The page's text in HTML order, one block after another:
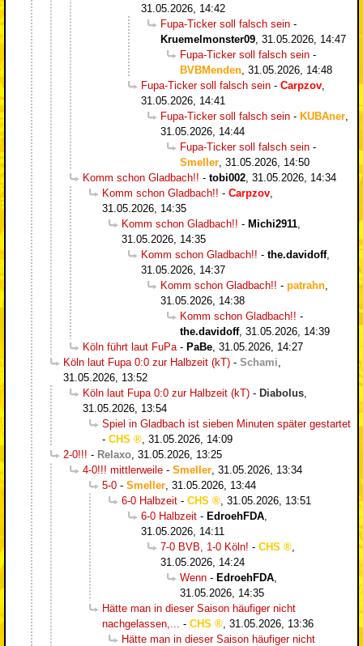
31.05.2026, 14:42
Fupa-Ticker soll falsch sein -
Kruemelmonster09 31.05.2026, 14:47
Fupa-Ticker soll falsch sein -
BVBMenden 31.05.2026, 14:48
Fupa-Ticker soll falsch sein - Carpzov
31.05.2026, 14:41
Fupa-Ticker soll falsch sein - KUBAner
31.05.2026, 14:44
Fupa-Ticker soll falsch sein -
Smeller 31.05.2026, 14:50
Komm schon Gladbach!! - tobi002 31.05.2026, 14:34
Komm schon Gladbach!! - Carpzov
31.05.2026, 14:35
Komm schon Gladbach!! - Michi2911
31.05.2026, 14:35
Komm schon Gladbach!! - the.davidoff,
31.05.2026, 14:37
Komm schon Gladbach!! - patrahn
31.05.2026, 14:38
Komm schon Gladbach!! -
the.davidoff, 31.05.2026, 14:39
Köln führt laut FuPa - PaBe 31.05.2026, 14:27
Köln laut Fupa 0:0 zur Halbzeit (kT) - Schami
31.05.2026, 13:52
Köln laut Fupa 0:0 zur Halbzeit (kT) - Diabolus
31.05.2026, 13:54
Spiel in Gladbach ist sieben Minuten später gestartet
- CHS
31.05.2026, 14:09
2-0!!! - Relaxo 31.05.2026, 13:25
4-0!!! mittlerweile - Smeller 31.05.2026, 13:34
5-0 - Smeller 31.05.2026, 13:44
6-0 Halbzeit - CHS
31.05.2026, 13:51
6-0 Halbzeit - EdroehFDA
31.05.2026, 14:11
7-0 BVB, 1-0 Köln! - CHS
31.05.2026, 14:24
Wenn - EdroehFDA
31.05.2026, 14:35
Hätte man in dieser Saison häufiger nicht
nachgelassen,...
- CHS
31.05.2026, 13:36
Hätte man in dieser Saison häufiger nicht